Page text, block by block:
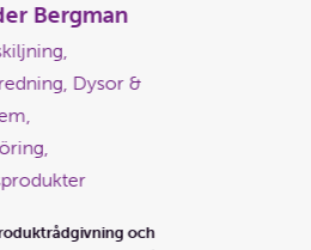
Bergman
Dysor &
och